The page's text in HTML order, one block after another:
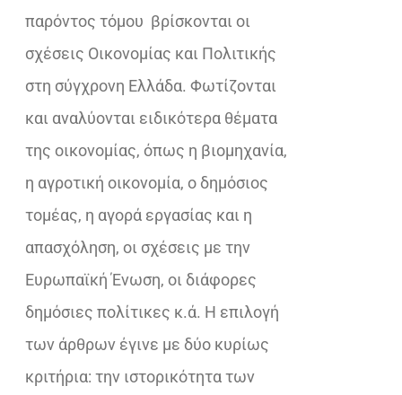
παρόντος τόμου βρίσκονται οι
σχέσεις Οικονομίας και Πολιτικής
στη σύγχρονη Ελλάδα. Φωτίζονται
και αναλύονται ειδικότερα θέματα
της οικονομίας, όπως η βιομηχανία,
η αγροτική οικονομία, ο δημόσιος
τομέας, η αγορά εργασίας και η
απασχόληση, οι σχέσεις με την
Ευρωπαϊκή Ένωση, οι διάφορες
δημόσιες πολίτικες κ.ά. Η επιλογή
των άρθρων έγινε με δύο κυρίως
κριτήρια: την ιστορικότητα των